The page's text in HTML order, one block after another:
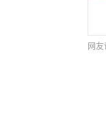
网